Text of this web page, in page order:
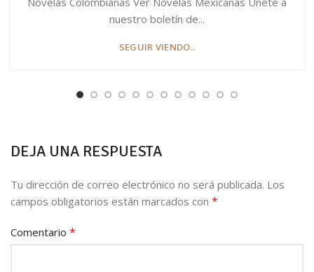
nuestro boletín de...
SEGUIR VIENDO..
DEJA UNA RESPUESTA
Tu dirección de correo electrónico no será publicada. Los
campos obligatorios están marcados con *
Comentario *